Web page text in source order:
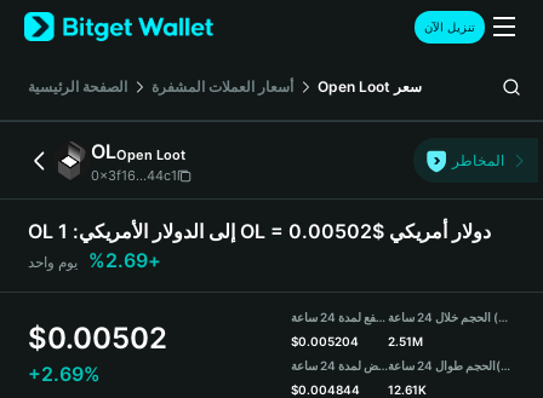
English
日本語
Русский
Español (Latinoamérica)
Türkçe
Deutsch
简体中文
Português (Portugal)
Bahasa Indonesia
تنزيل الآن
الصفحة الرئيسية أسعار العملات المشفرة Open Loot سعر
OLOpen Loot
0x3f16...44c1
المخاطر
OL إلى الدولار الأمريكي:
1 OL = 0.00502$ دولار أمريكي
+2.69%
يوم واحد
$0.00502
+2.69%
مرتفع لمدة 24 ساعة
$0.005204
منخفض لمدة 24 ساعة
$0.004844
الحجم خلال 24 ساعة (OL)
2.51M
الحجم طوال 24 ساعة(USDT)
12.61K